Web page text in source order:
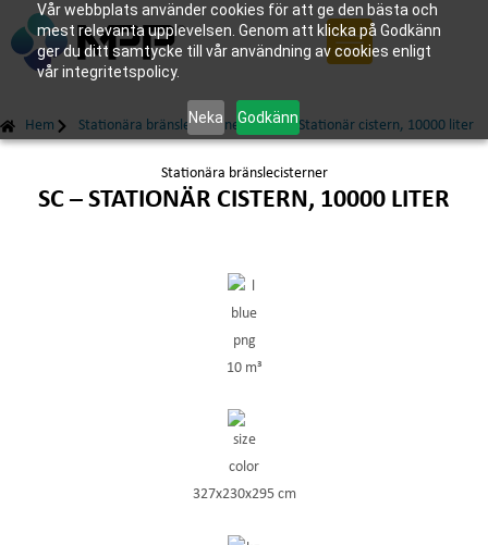
Vår webbplats använder cookies för att ge den bästa och
mest relevanta upplevelsen. Genom att klicka på Godkänn
ger du ditt samtycke till vår användning av cookies enligt
vår integritetspolicy.
Neka Godkänn
Hem Stationära bränslecisterner SC – Stationär cistern, 10000 liter
Stationära bränslecisterner
SC – STATIONÄR CISTERN, 10000 LITER
10 m³
327x230x295 cm